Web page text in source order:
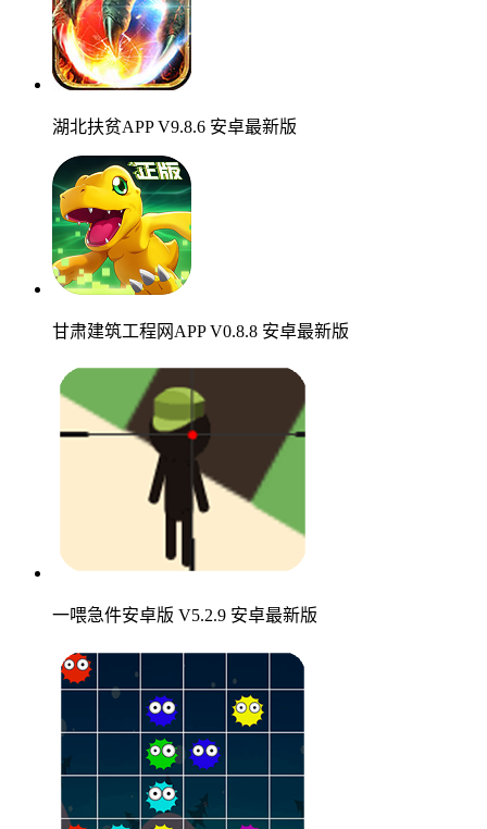
湖北扶贫APP V9.8.6 安卓最新版
甘肃建筑工程网APP V0.8.8 安卓最新版
一喂急件安卓版 V5.2.9 安卓最新版